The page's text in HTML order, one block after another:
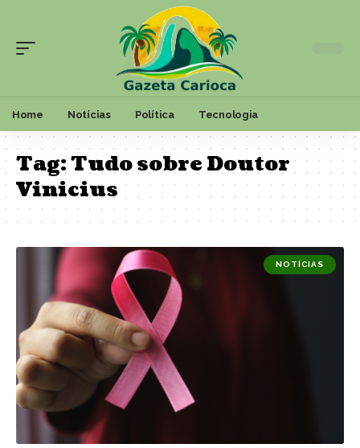
Home Notícias Política Tecnologia
Tag:Tudo sobre Doutor
Vinicius
NOTÍCIAS